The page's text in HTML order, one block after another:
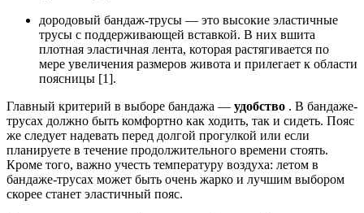
дородовый бандаж-трусы — это высокие эластичные
трусы с поддерживающей вставкой. В них вшита
плотная эластичная лента, которая растягивается по
мере увеличения размеров живота и прилегает к области
поясницы [1].
Главный критерий в выборе бандажа — удобство . В бандаже-
трусах должно быть комфортно как ходить, так и сидеть. Пояс
же следует надевать перед долгой прогулкой или если
планируете в течение продолжительного времени стоять.
Кроме того, важно учесть температуру воздуха: летом в
бандаже-трусах может быть очень жарко и лучшим выбором
скорее станет эластичный пояс.